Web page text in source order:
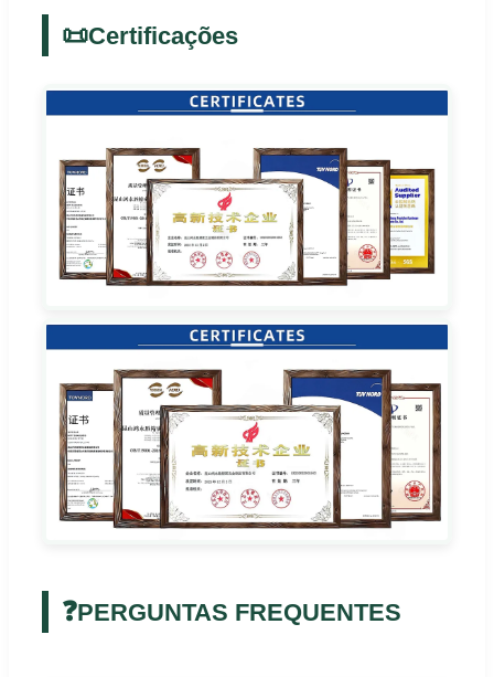
📜Certificações
❓PERGUNTAS FREQUENTES